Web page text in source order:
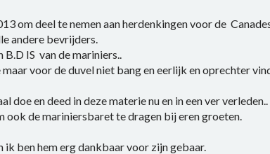
om deel te nemen aan herdenkingen voor de
andere bevrijders.
IS van de mariniers..
voor de duvel niet bang en eerlijk en oprechter
doe en deed in deze materie nu en in een ver verleden..
de mariniersbaret te dragen bij eren groeten.
ben hem erg dankbaar voor zijn gebaar.